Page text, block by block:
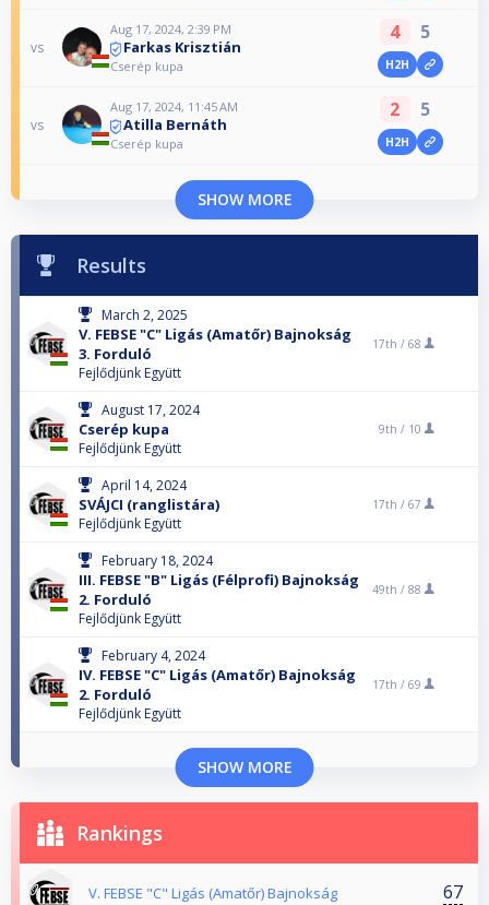
vs
Aug 17, 2024, 2:39 PM
Farkas Krisztián
Cserép kupa
4 5
H2H
vs
Aug 17, 2024, 11:45 AM
Atilla Bernáth
Cserép kupa
2 5
H2H
SHOW MORE
Results
March 2, 2025
V. FEBSE "C" Ligás (Amatőr) Bajnokság
3. Forduló
Fejlődjünk Együtt
17th / 68
August 17, 2024
Cserép kupa
Fejlődjünk Együtt
9th / 10
April 14, 2024
SVÁJCI (ranglistára)
Fejlődjünk Együtt
17th / 67
February 18, 2024
III. FEBSE "B" Ligás (Félprofi) Bajnokság
2. Forduló
Fejlődjünk Együtt
49th / 88
February 4, 2024
IV. FEBSE "C" Ligás (Amatőr) Bajnokság
2. Forduló
Fejlődjünk Együtt
17th / 69
SHOW MORE
Rankings
V. FEBSE "C" Ligás (Amatőr) Bajnokság 67